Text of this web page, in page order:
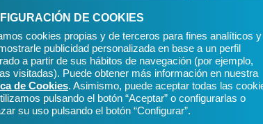
S.L. 2026
DE COOKIES
cookies propias y de terceros para fines analíticos y
publicidad personalizada en base a un perfil
a partir de sus hábitos de navegación (por ejemplo,
visitadas). Puede obtener más información en nuestra
de Cookies. Asimismo, puede aceptar todas las
pulsando el botón “Aceptar” o configurarlas o
su uso pulsando el botón “Configurar”.